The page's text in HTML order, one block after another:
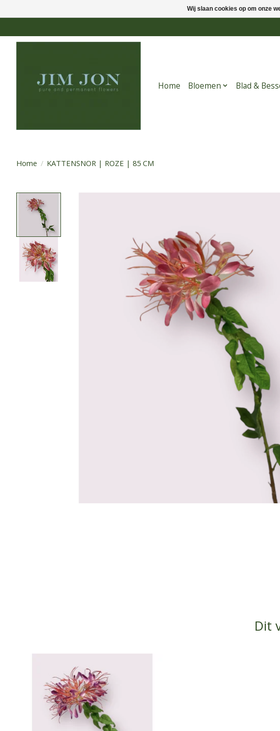
Home Bloemen Blad &
Home / KATTENSNOR | ROZE | 85 CM
Dit
Wij slaan cookies op om onze